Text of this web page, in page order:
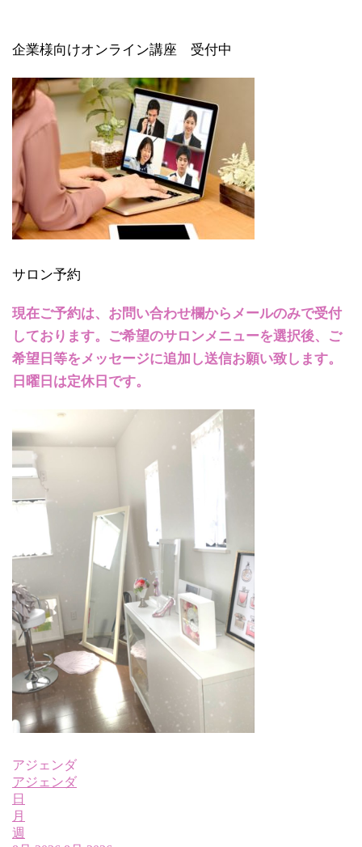
企業様向けオンライン講座 受付中
サロン予約
現在ご予約は、お問い合わせ欄からメールのみで受付
しております。ご希望のサロンメニューを選択後、ご
希望日等をメッセージに追加し送信お願い致します。
日曜日は定休日です。
アジェンダ
アジェンダ
日
月
週